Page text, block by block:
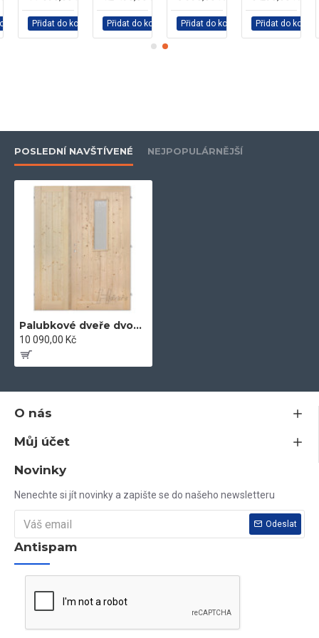
Přidat do košíku Přidat do košíku Přidat do košíku Přidat do košíku
POSLEDNÍ NAVŠTÍVENÉ NEJPOPULÁRNĚJŠÍ
Palubkové dveře dvoukřídlé 145 cm sklo
10 090,00 Kč
O nás
Můj účet
Novinky
Nenechte si jít novinky a zapište se do našeho newsletteru
Odeslat
Antispam